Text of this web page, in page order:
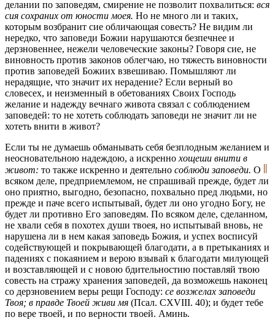
делании по заповедям, смирение не позволит похвалиться: вся
сия сохраних от юности моея. Но не много ли и таких,
которым возбранит сие обличающая совесть? Не видим ли
нередко, что заповеди Божии нарушаются безпечнее и
дерзновеннее, нежели человеческие законы? Говоря сие, не
виновность против законов облегчаю, но тяжесть виновности
против заповедей Божиих взвешиваю. Помышляют ли
нерадящие, что значит их нерадение? Если верный во
словесех, и неизменный в обетованиях Своих Господь
желание и надежду вечнаго живота связал с соблюдением
заповедей: то не хотеть соблюдать заповеди не значит ли не
хотеть внити в живот?
Если ты не думаешь обманывать себя безплодным желанием и
неосновательною надеждою, а искренно хощеши внити в
живот: то также искренно и деятельно соблюди заповеди. О
всяком деле, предприемлемом, не спрашивай прежде, будет ли
оно приятно, выгодно, безопасно, похвально пред людьми, но
прежде и паче всего испытывай, будет ли оно угодно Богу, не
будет ли противно Его заповедям. По всяком деле, сделанном,
не хвали себя в похотех души твоея, но испытывай вновь, не
нарушена ли в нем какая заповедь Божия, и успех восписуй
содействующей и покрывающей благодати, а в претыканиях и
падениях с покаянием и верою взывай к благодати милующей
и возставляющей и с новою бдительностию поставляй твою
совесть на стражу хранения заповедей, да возможешь наконец
со дерзновением веры рещи Господу: се возжелах заповеди
Твоя; в правде Твоей живи мя (Псал. CXVIII. 40); и будет тебе
по вере твоей, и пo верности твоей. Аминь.